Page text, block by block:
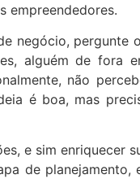
empreendedores.
negócio, pergunte
alguém de fora
não
é boa, mas
e sim enriquecer
de planejamento,